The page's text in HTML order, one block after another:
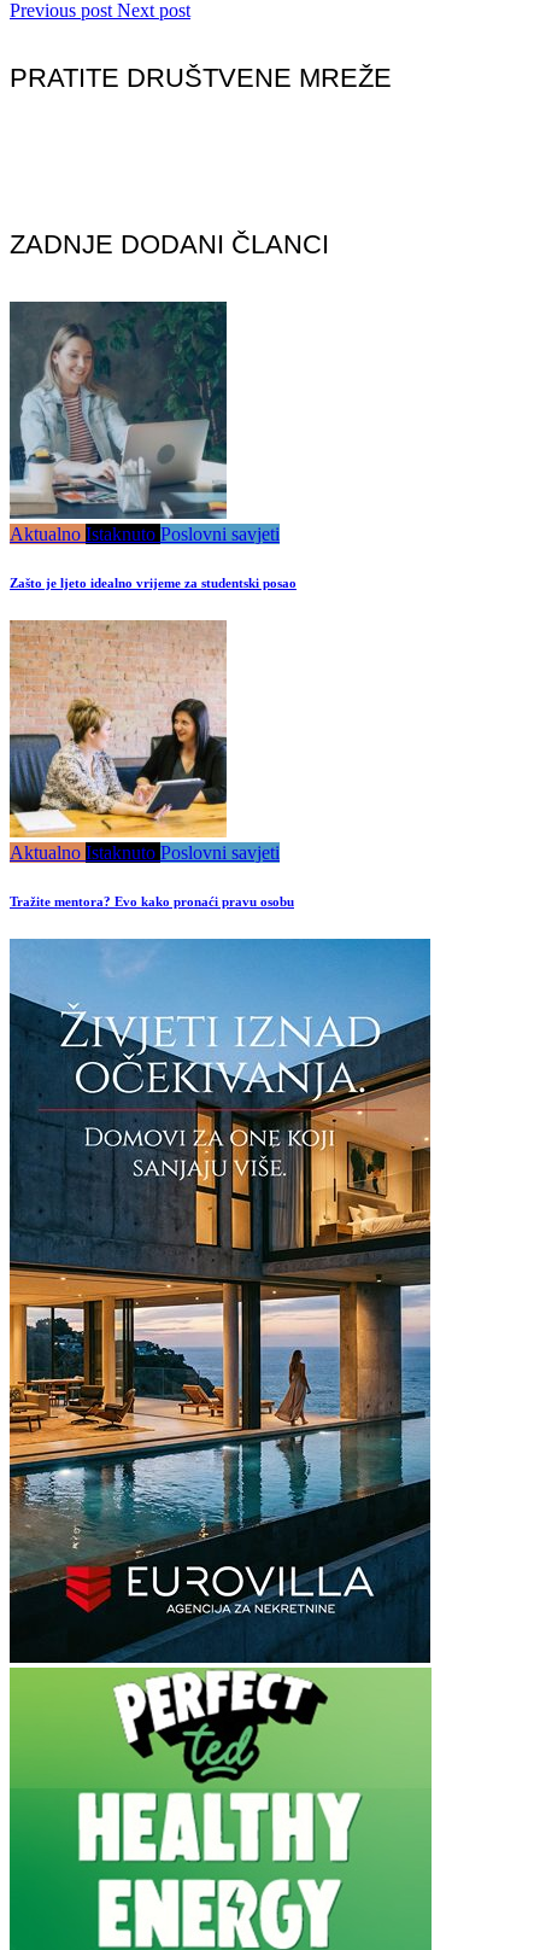
Previous post Next post
PRATITE DRUŠTVENE MREŽE
ZADNJE DODANI ČLANCI
Aktualno Istaknuto Poslovni savjeti
Zašto je ljeto idealno vrijeme za studentski posao
Aktualno Istaknuto Poslovni savjeti
Tražite mentora? Evo kako pronaći pravu osobu